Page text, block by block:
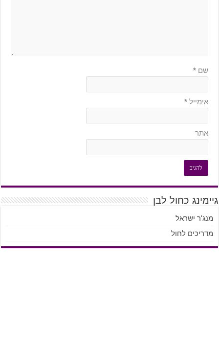
שם *
אימייל *
אתר
גיימינג כחול לבן
מנג'ר ישראל
מדריכים לחול